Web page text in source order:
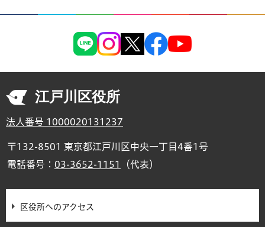
江戸川区役所
法人番号 1000020131237
〒132-8501 東京都江戸川区中央一丁目4番1号
電話番号： 03-3652-1151 （代表）
区役所へのアクセス